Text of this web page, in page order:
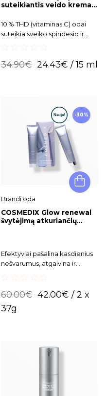
suteikiantis veido kremas
Cream Vitamin C MINI,
15ml
10 % THD (vitaminas C) odai
suteikia sveiko spindesio ir
out
34.90€ 24.43€ / 15 ml
-30%
Brandi oda
COSMEDIX Glow renewal
švytėjimą atkuriančių
Efektyviai pašalina kasdienius
nešvarumus, atgaivina ir
out
of
5
60.00€ 42.00€ / 2 x
37g